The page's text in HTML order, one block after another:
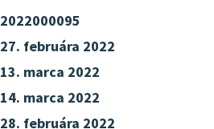
2022000095
27. februára 2022
13. marca 2022
14. marca 2022
28. februára 2022